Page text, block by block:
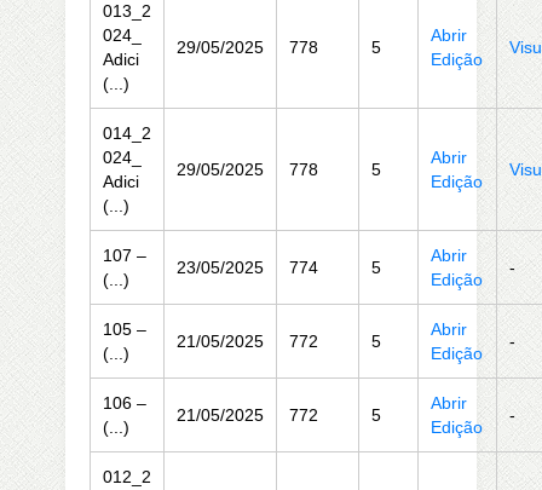
013_2
024_
Adici
(...)
29/05/2025 778 5
Abrir
Edição
014_2
024_
Adici
(...)
29/05/2025 778 5
Abrir
Edição
107 –
(...)
23/05/2025 774 5
Abrir
Edição
-
105 –
(...)
21/05/2025 772 5
Abrir
Edição
-
106 –
(...)
21/05/2025 772 5
Abrir
Edição
-
012_2